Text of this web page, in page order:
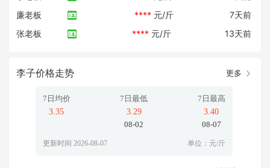
廉老板
**** 元/斤
7天前
张老板
**** 元/斤 13天前
李子价格走势 更多
7日均价
3.35
7日最低
3.29
08-02
7日最高
3.40
08-07
更新时间 2026-08-07 单位：元/斤